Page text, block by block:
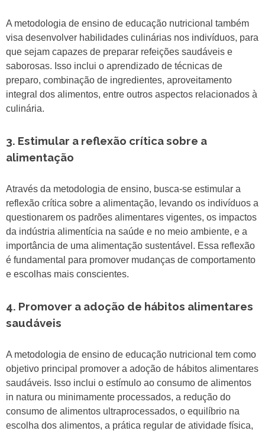
A metodologia de ensino de educação nutricional também
visa desenvolver habilidades culinárias nos indivíduos, para
que sejam capazes de preparar refeições saudáveis e
saborosas. Isso inclui o aprendizado de técnicas de
preparo, combinação de ingredientes, aproveitamento
integral dos alimentos, entre outros aspectos relacionados à
culinária.
3. Estimular a reflexão crítica sobre a
alimentação
Através da metodologia de ensino, busca-se estimular a
reflexão crítica sobre a alimentação, levando os indivíduos a
questionarem os padrões alimentares vigentes, os impactos
da indústria alimentícia na saúde e no meio ambiente, e a
importância de uma alimentação sustentável. Essa reflexão
é fundamental para promover mudanças de comportamento
e escolhas mais conscientes.
4. Promover a adoção de hábitos alimentares
saudáveis
A metodologia de ensino de educação nutricional tem como
objetivo principal promover a adoção de hábitos alimentares
saudáveis. Isso inclui o estímulo ao consumo de alimentos
in natura ou minimamente processados, a redução do
consumo de alimentos ultraprocessados, o equilíbrio na
escolha dos alimentos, a prática regular de atividade física,